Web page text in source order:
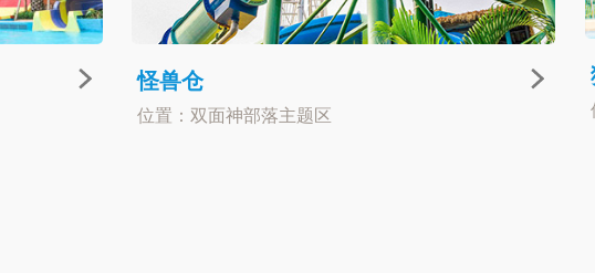
怪兽仓
位置：双面神部落主题区